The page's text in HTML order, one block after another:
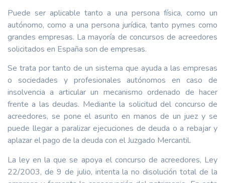
Puede ser aplicable tanto a una persona física, como un
autónomo, como a una persona jurídica, tanto pymes como
grandes empresas. La mayoría de concursos de acreedores
solicitados en España son de empresas.
Se trata por tanto de un sistema que ayuda a las empresas
o sociedades y profesionales autónomos en caso de
insolvencia a articular un mecanismo ordenado de hacer
frente a las deudas. Mediante la solicitud del concurso de
acreedores, se pone el asunto en manos de un juez y se
puede llegar a paralizar ejecuciones de deuda o a rebajar y
aplazar el pago de la deuda con el Juzgado Mercantil.
La ley en la que se apoya el concurso de acreedores, Ley
22/2003, de 9 de julio, intenta la no disolución total de la